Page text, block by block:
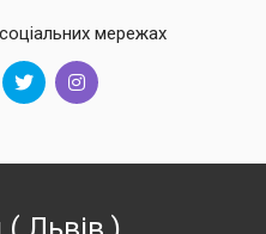
мережах